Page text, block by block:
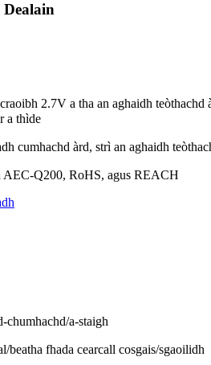
2.7V a tha an aghaidh teòthachd
a thìde
cumhachd àrd, strì an aghaidh
AEC-Q200, RoHS, agus REACH
chumhachd/a-staigh
beatha fhada cearcall cosgais/sgaoilidh